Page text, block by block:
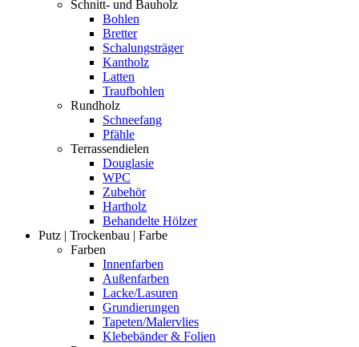
Schnitt- und Bauholz
Bohlen
Bretter
Schalungsträger
Kantholz
Latten
Traufbohlen
Rundholz
Schneefang
Pfähle
Terrassendielen
Douglasie
WPC
Zubehör
Hartholz
Behandelte Hölzer
Putz | Trockenbau | Farbe
Farben
Innenfarben
Außenfarben
Lacke/Lasuren
Grundierungen
Tapeten/Malervlies
Klebebänder & Folien